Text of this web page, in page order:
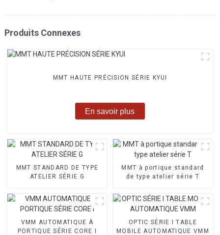
Produits Connexes
MMT HAUTE PRÉCISION SÉRIE KYUI
En savoir plus
MMT STANDARD DE TYPE
ATELIER SÉRIE G
MMT à portique standard
de type atelier série T
VMM AUTOMATIQUE À
PORTIQUE SÉRIE CORE I
OPTIC SÉRIE I TABLE
MOBILE AUTOMATIQUE VMM